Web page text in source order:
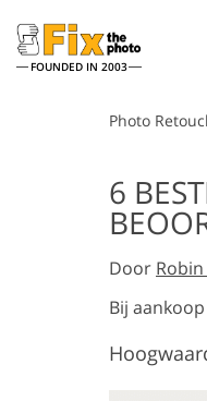
FOUNDED IN 2003
LR-
beste
Photo
6
Door
Bij